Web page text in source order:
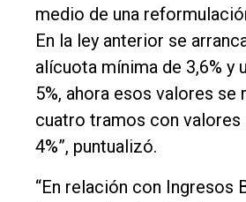
medio de una
En la ley anterior se
alícuota mínima de 3,6% y
5%, ahora esos valores se
cuatro tramos con valores
4%”, puntualizó.
“En relación con Ingresos